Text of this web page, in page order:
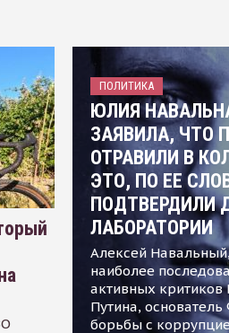
ПОЛИТИКА
ЮЛИЯ
ЗАЯВИЛА, ЧТО
ОТРАВИЛИ В
ЭТО, ПО ЕЕ
ПОДТВЕРДИЛИ
ЛАБОРАТОРИИ
Алексей
наиболее
активных
Путина,
борьбы с